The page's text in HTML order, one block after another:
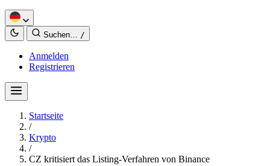
Suchen… /
Anmelden
Registrieren
Startseite
/
Krypto
/
CZ kritisiert das Listing-Verfahren von Binance